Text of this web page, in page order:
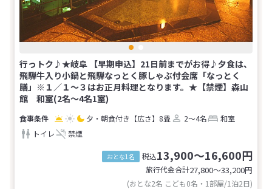
行っトク♪★岐阜 【早期申込】21日前までがお得♪夕食は、
飛騨牛入り小鍋と飛騨なっとく豚しゃぶ付会席「なっとく
膳」※１／１～３はお正月料理となります。★【禁煙】森山
館 和室(2名～4名1室)
夕・朝食付き 【広さ】8畳 2～4名
和室
トイレ
禁煙
おとな1名 税込13,900～16,600円
旅行代金合計27,800〜33,200円
(おとな2名 こども0名・1部屋/1泊2日)